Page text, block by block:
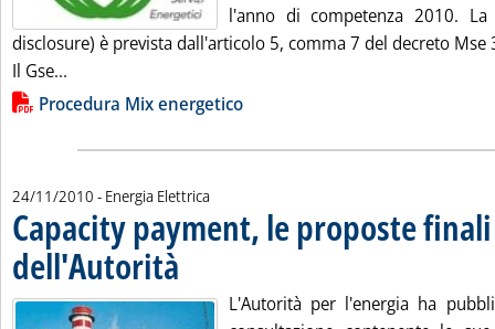
l'anno di competenza 2010.
disclosure) è prevista dall'articolo 5, comma 7 del decreto
Il Gse...
Lista allegati PDF alla notizia
Procedura Mix energetico
24/11/2010 - Energia Elettrica
Capacity payment, le proposte finali
dell'Autorità . Pubblicata mercoledì 24 novembre 2010 alle 15.42.
L'Autorità per l'energia ha